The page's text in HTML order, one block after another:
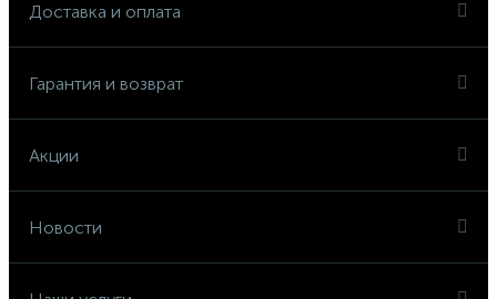
Доставка и оплата
Гарантия и возврат
Акции
Новости